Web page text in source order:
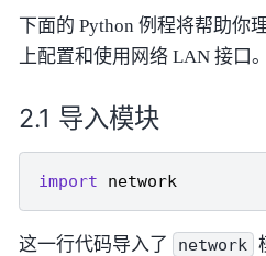
下面的 Python 例程将帮助你
上配置和使用网络 LAN 接口。
导入模块
import network
这一行代码导入了 network